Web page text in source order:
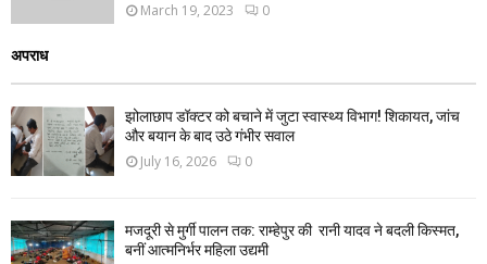
March 19, 2023 0
अपराध
झोलाछाप डॉक्टर को बचाने में जुटा स्वास्थ्य विभाग! शिकायत, जांच
और बयान के बाद उठे गंभीर सवाल
July 16, 2026 0
मजदूरी से मुर्गी पालन तक: राम्हेपुर की रानी यादव ने बदली किस्मत,
बनीं आत्मनिर्भर महिला उद्यमी